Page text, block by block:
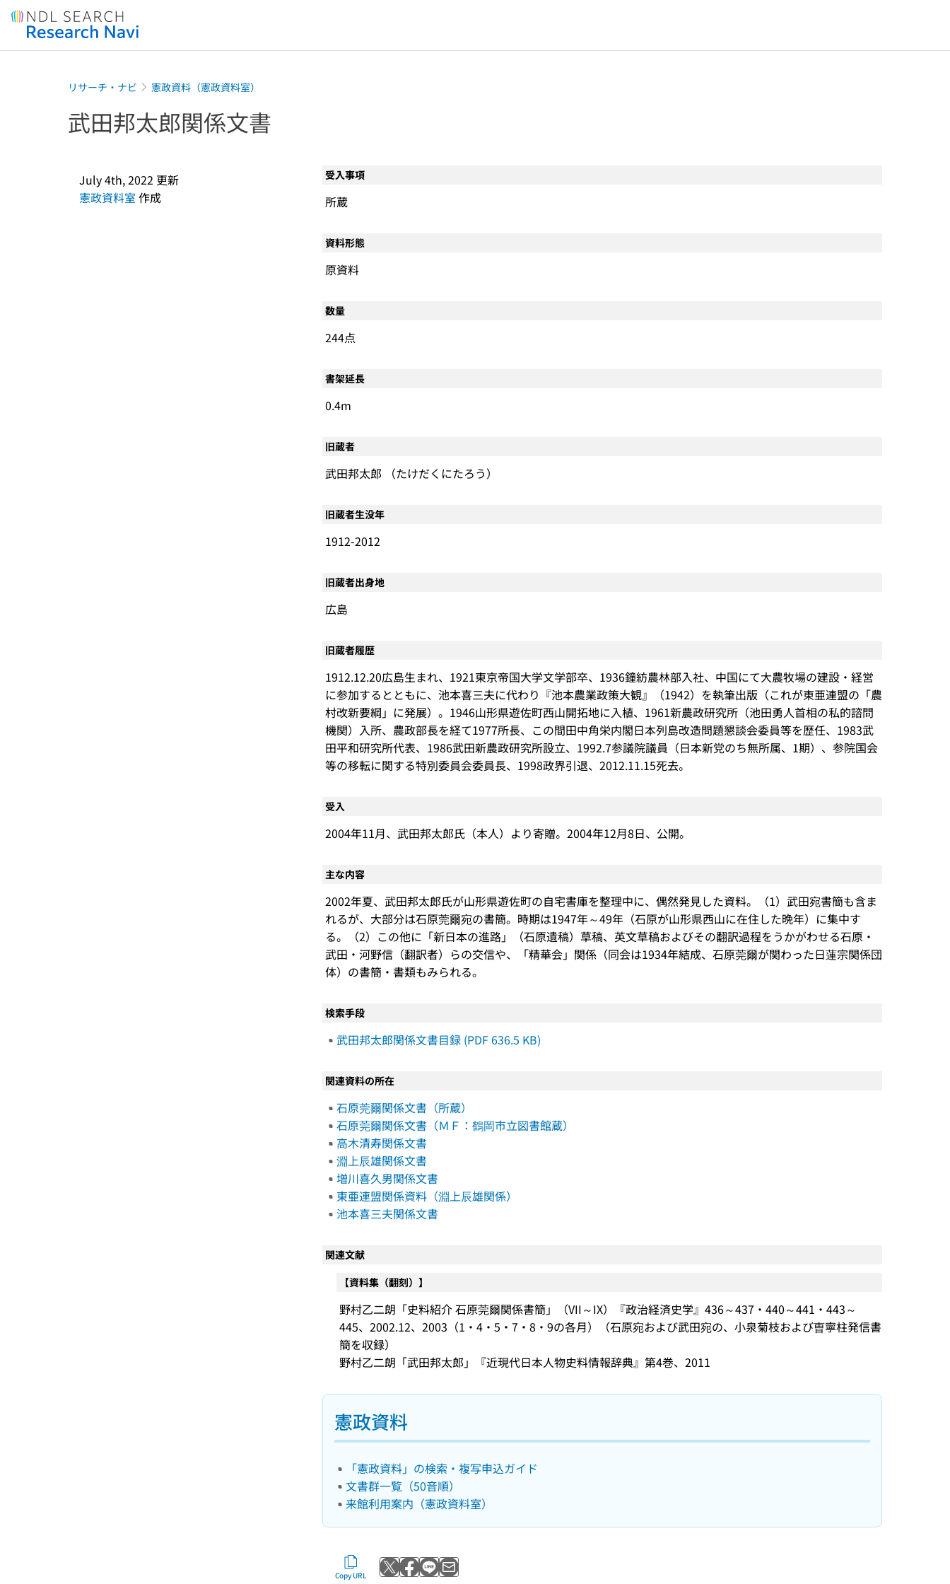
Jump to main content
リサーチ・ナビ 憲政資料（憲政資料室）
武田邦太郎関係文書
July 4th, 2022 更新
憲政資料室 作成
受入事項
所蔵
資料形態
原資料
数量
244点
書架延長
0.4m
旧蔵者
武田邦太郎 （たけだくにたろう）
旧蔵者生没年
1912-2012
旧蔵者出身地
広島
旧蔵者履歴
1912.12.20広島生まれ、1921東京帝国大学文学部卒、1936鐘紡農林部入社、中国にて大農牧場の建設・経営
に参加するとともに、池本喜三夫に代わり『池本農業政策大観』（1942）を執筆出版（これが東亜連盟の「農
村改新要綱」に発展）。1946山形県遊佐町西山開拓地に入植、1961新農政研究所（池田勇人首相の私的諮問
機関）入所、農政部長を経て1977所長、この間田中角栄内閣日本列島改造問題懇談会委員等を歴任、1983武
田平和研究所代表、1986武田新農政研究所設立、1992.7参議院議員（日本新党のち無所属、1期）、参院国会
等の移転に関する特別委員会委員長、1998政界引退、2012.11.15死去。
受入
2004年11月、武田邦太郎氏（本人）より寄贈。2004年12月8日、公開。
主な内容
2002年夏、武田邦太郎氏が山形県遊佐町の自宅書庫を整理中に、偶然発見した資料。（1）武田宛書簡も含ま
れるが、大部分は石原莞爾宛の書簡。時期は1947年～49年（石原が山形県西山に在住した晩年）に集中す
る。（2）この他に「新日本の進路」（石原遺稿）草稿、英文草稿およびその翻訳過程をうかがわせる石原・
武田・河野信（翻訳者）らの交信や、「精華会」関係（同会は1934年結成、石原莞爾が関わった日蓮宗関係団
体）の書簡・書類もみられる。
検索手段
武田邦太郎関係文書目録 (PDF 636.5 KB)
関連資料の所在
石原莞爾関係文書（所蔵）
石原莞爾関係文書（ＭＦ：鶴岡市立図書館蔵）
高木清寿関係文書
淵上辰雄関係文書
増川喜久男関係文書
東亜連盟関係資料（淵上辰雄関係）
池本喜三夫関係文書
関連文献
【資料集（翻刻）】
野村乙二朗「史料紹介 石原莞爾関係書簡」（VII～IX）『政治経済史学』436～437・440～441・443～
445、2002.12、2003（1・4・5・7・8・9の各月）（石原宛および武田宛の、小泉菊枝および曺寧柱発信書
簡を収録）
野村乙二朗「武田邦太郎」『近現代日本人物史料情報辞典』第4巻、2011
憲政資料
「憲政資料」の検索・複写申込ガイド
文書群一覧（50音順）
来館利用案内（憲政資料室）
Copy URL Post to X
Share with Facebook
Send with LINE
Send by email